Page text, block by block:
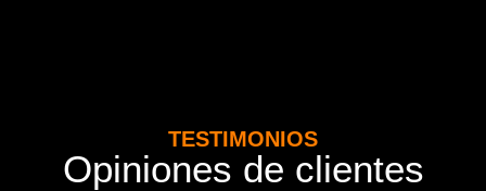
TESTIMONIOS
Opiniones de clientes